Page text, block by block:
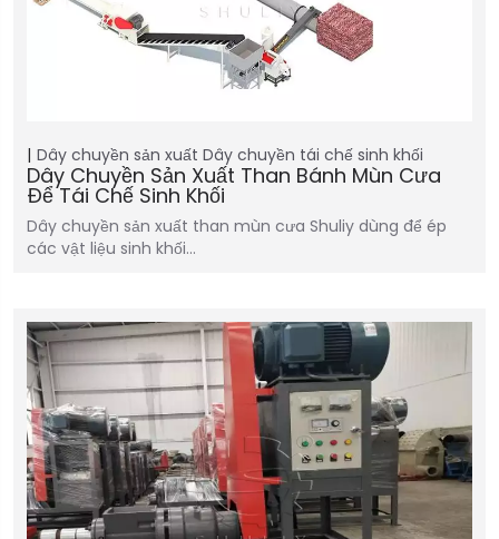
Dây chuyền sản xuất Dây chuyền tái chế sinh khối
Dây Chuyền Sản Xuất Than Bánh Mùn Cưa
Để Tái Chế Sinh Khối
Dây chuyền sản xuất than mùn cưa Shuliy dùng để ép
các vật liệu sinh khối…